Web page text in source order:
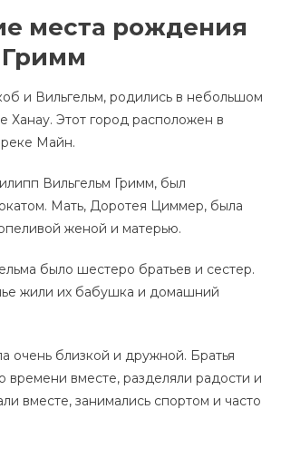
места рождения
и Вильгельм, родились в небольшом
Ханау. Этот город расположен в
реке Майн.
Вильгельм Гримм, был
Мать, Доротея Циммер, была
женой и матерью.
было шестеро братьев и сестер.
жили их бабушка и домашний
очень близкой и дружной. Братья
времени вместе, разделяли радости и
вместе, занимались спортом и часто